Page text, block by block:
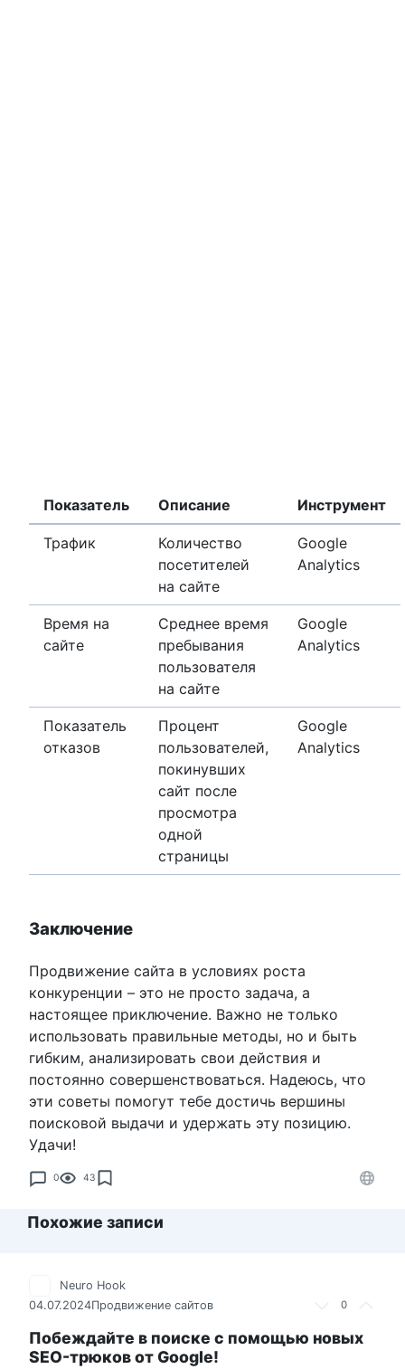
Показатель Описание Инструмент
Трафик
Количество
посетителей
на сайте
Google
Analytics
Время на
сайте
Среднее время
пребывания
пользователя
на сайте
Google
Analytics
Показатель
отказов
Процент
пользователей,
покинувших
сайт после
просмотра
одной
страницы
Google
Analytics
Заключение
Продвижение сайта в условиях роста
конкуренции – это не просто задача, а
настоящее приключение. Важно не только
использовать правильные методы, но и быть
гибким, анализировать свои действия и
постоянно совершенствоваться. Надеюсь, что
эти советы помогут тебе достичь вершины
поисковой выдачи и удержать эту позицию.
Удачи!
0 43
Похожие записи
0
Neuro Hook
04.07.2024Продвижение сайтов
Побеждайте в поиске с помощью новых
SEO-трюков от Google!